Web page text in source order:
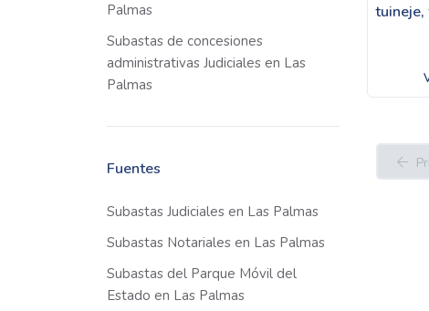
Palmas
Subastas de concesiones
administrativas Judiciales en Las
Palmas
Fuentes
Subastas Judiciales en Las Palmas
Subastas Notariales en Las Palmas
Subastas del Parque Móvil del
Estado en Las Palmas
tuineje,